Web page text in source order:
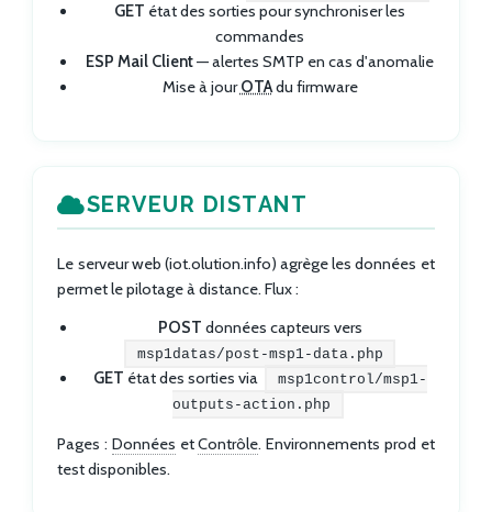
GET état des sorties pour synchroniser les
commandes
ESP Mail Client— alertes SMTP en cas d'anomalie
Mise à jourOTAdu firmware
SERVEUR DISTANT
Le serveur web (iot.olution.info) agrège les données et
permet le pilotage à distance. Flux :
POST données capteurs vers
msp1datas/post-msp1-data.php
GET état des sorties via
msp1control/msp1-
outputs-action.php
Pages : Données etContrôle. Environnements prod et
test disponibles.